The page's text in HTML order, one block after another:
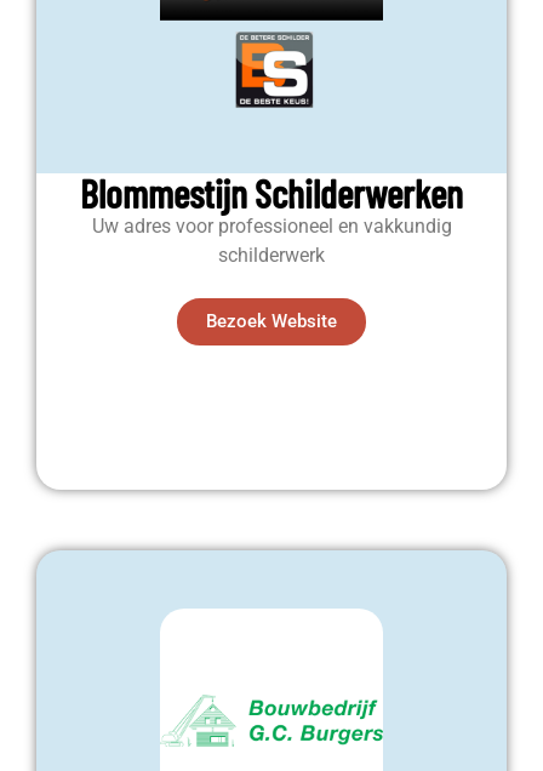
Blommestijn Schilderwerken
Uw adres voor professioneel en vakkundig
schilderwerk
Bezoek Website